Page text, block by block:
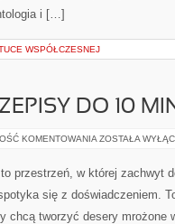
i […]
WSPÓŁCZESNEJ
DO 10
KOMENTOWANIA LODY
PRZEPISY
DO
MINUT
ZOSTAŁA
przestrzeń, w której zachwyt
się z doświadczeniem.
chcą tworzyć desery mrożone